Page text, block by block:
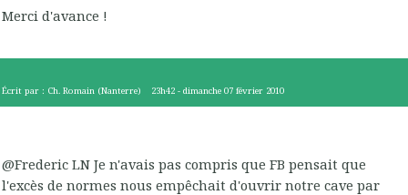
Merci d'avance !
Écrit par : Ch. Romain (Nanterre) 23h42 -dimanche 07 février 2010
@Frederic LN Je n'avais pas compris que FB pensait que
l'excès de normes nous empêchait d'ouvrir notre cave par